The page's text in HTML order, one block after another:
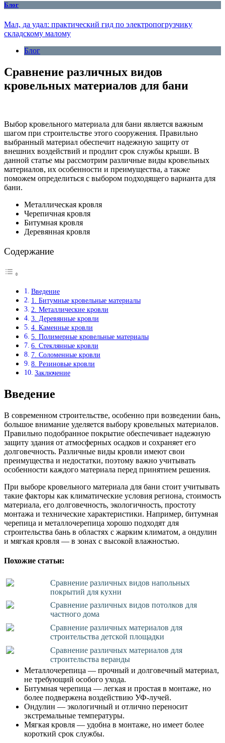
Блог
Мал, да удал: практический гид по электропогрузчику
складскому малому
Блог
Сравнение различных видов
кровельных материалов для бани
Выбор кровельного материала для бани является важным
шагом при строительстве этого сооружения. Правильно
выбранный материал обеспечит надежную защиту от
внешних воздействий и продлит срок службы крыши. В
данной статье мы рассмотрим различные виды кровельных
материалов, их особенности и преимущества, а также
поможем определиться с выбором подходящего варианта для
бани.
Металлическая кровля
Черепичная кровля
Битумная кровля
Деревянная кровля
Содержание
Введение
1. Битумные кровельные материалы
2. Металлические кровли
3. Деревянные кровли
4. Каменные кровли
5. Полимерные кровельные материалы
6. Стеклянные кровли
7. Соломенные кровли
8. Резиновые кровли
Заключение
Введение
В современном строительстве, особенно при возведении бань,
большое внимание уделяется выбору кровельных материалов.
Правильно подобранное покрытие обеспечивает надежную
защиту здания от атмосферных осадков и сохраняет его
долговечность. Различные виды кровли имеют свои
преимущества и недостатки, поэтому важно учитывать
особенности каждого материала перед принятием решения.
При выборе кровельного материала для бани стоит учитывать
такие факторы как климатические условия региона, стоимость
материала, его долговечность, экологичность, простоту
монтажа и технические характеристики. Например, битумная
черепица и металлочерепица хорошо подходят для
строительства бань в областях с жарким климатом, а ондулин
и мягкая кровля — в зонах с высокой влажностью.
Похожие статьи:
Сравнение различных видов напольных
покрытий для кухни
Сравнение различных видов потолков для
частного дома
Сравнение различных материалов для
строительства детской площадки
Сравнение различных материалов для
строительства веранды
Металлочерепица — прочный и долговечный материал,
не требующий особого ухода.
Битумная черепица — легкая и простая в монтаже, но
более подвержена воздействию УФ-лучей.
Ондулин — экологичный и отлично переносит
экстремальные температуры.
Мягкая кровля — удобна в монтаже, но имеет более
короткий срок службы.